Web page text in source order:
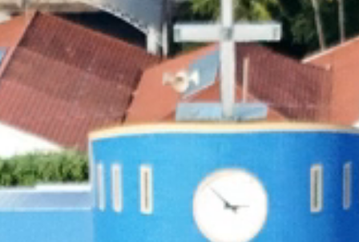
CÂMARA MUNICIPAL
Aparecida do Taboado